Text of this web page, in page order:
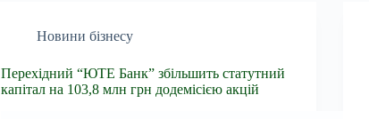
Новини бізнесу
Перехідний “ЮТЕ Банк” збільшить статутний
капітал на 103,8 млн грн додемісією акцій